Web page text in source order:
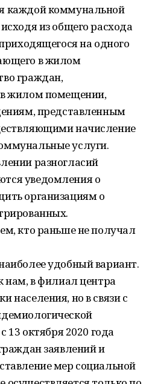
каждой коммунальной
из общего расхода
на одного
в жилом
граждан,
в жилом помещении,
представленным
начисление
услуги.
разногласий
уведомления о
организациям о
кто раньше не получал
удобный вариант.
нам, в филиал центра
населения, но в связи с
13 октября 2020 года
заявлений и
мер социальной